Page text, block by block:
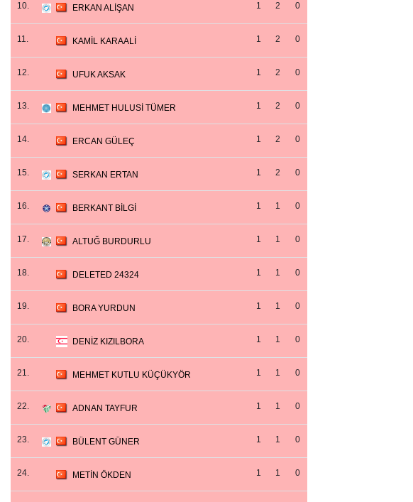
10. ERKAN ALİŞAN 1 2 0
11. KAMİL KARAALİ 1 2 0
12. UFUK AKSAK 1 2 0
13. MEHMET HULUSİ TÜMER 1 2 0
14. ERCAN GÜLEÇ 1 2 0
15. SERKAN ERTAN 1 2 0
16. BERKANT BİLGİ 1 1 0
17. ALTUĞ BURDURLU 1 1 0
18. DELETED 24324 1 1 0
19. BORA YURDUN 1 1 0
20. DENİZ KIZILBORA 1 1 0
21. MEHMET KUTLU KÜÇÜKYÖR 1 1 0
22. ADNAN TAYFUR 1 1 0
23. BÜLENT GÜNER 1 1 0
24. METİN ÖKDEN 1 1 0